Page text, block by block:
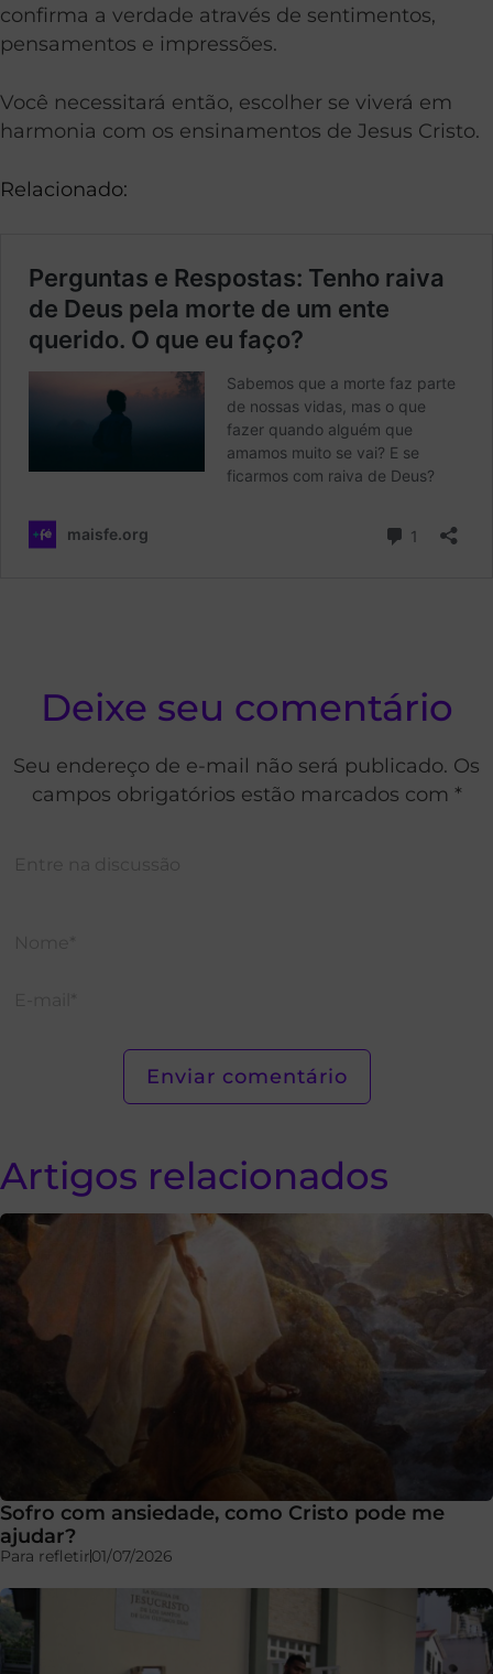
confirma a verdade através de sentimentos,
pensamentos e impressões.
Você necessitará então, escolher se viverá em
harmonia com os ensinamentos de Jesus Cristo.
Relacionado:
Deixe seu comentário
Seu endereço de e-mail não será publicado. Os
campos obrigatórios estão marcados com *
Artigos relacionados
Sofro com ansiedade, como Cristo pode me
ajudar?
Para refletir01/07/2026